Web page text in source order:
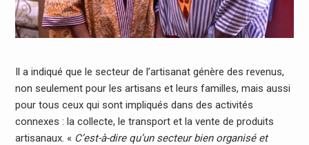
Il a indiqué que le secteur de l’artisanat génère des revenus,
non seulement pour les artisans et leurs familles, mais aussi
pour tous ceux qui sont impliqués dans des activités
connexes : la collecte, le transport et la vente de produits
artisanaux. « C’est-à-dire qu’un secteur bien organisé et